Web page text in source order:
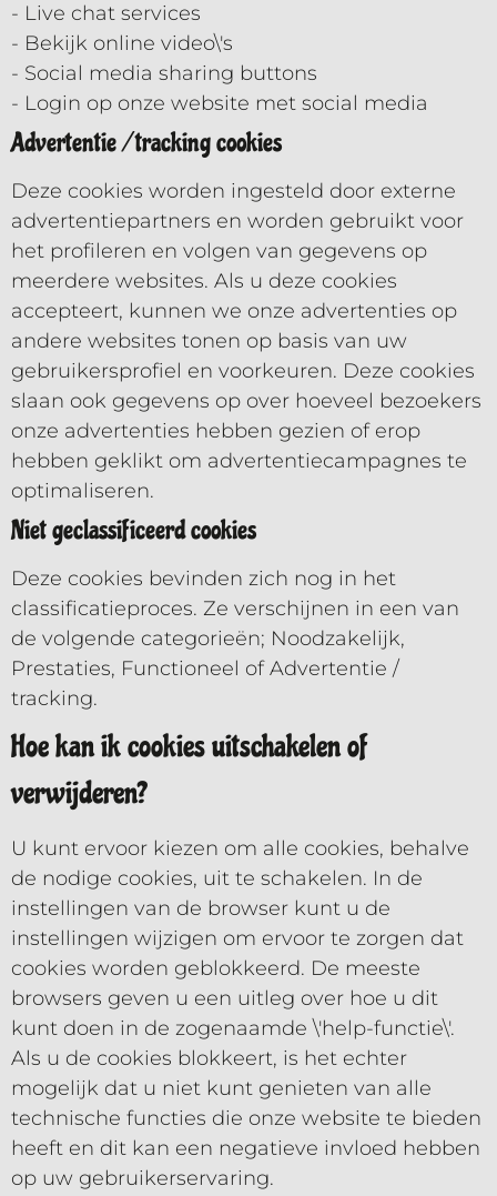
- Live chat services
- Bekijk online video\'s
- Social media sharing buttons
- Login op onze website met social media
Advertentie / tracking cookies
Deze cookies worden ingesteld door externe
advertentiepartners en worden gebruikt voor
het profileren en volgen van gegevens op
meerdere websites. Als u deze cookies
accepteert, kunnen we onze advertenties op
andere websites tonen op basis van uw
gebruikersprofiel en voorkeuren. Deze cookies
slaan ook gegevens op over hoeveel bezoekers
onze advertenties hebben gezien of erop
hebben geklikt om advertentiecampagnes te
optimaliseren.
Niet geclassificeerd cookies
Deze cookies bevinden zich nog in het
classificatieproces. Ze verschijnen in een van
de volgende categorieën; Noodzakelijk,
Prestaties, Functioneel of Advertentie /
tracking.
Hoe kan ik cookies uitschakelen of
verwijderen?
U kunt ervoor kiezen om alle cookies, behalve
de nodige cookies, uit te schakelen. In de
instellingen van de browser kunt u de
instellingen wijzigen om ervoor te zorgen dat
cookies worden geblokkeerd. De meeste
browsers geven u een uitleg over hoe u dit
kunt doen in de zogenaamde \'help-functie\'.
Als u de cookies blokkeert, is het echter
mogelijk dat u niet kunt genieten van alle
technische functies die onze website te bieden
heeft en dit kan een negatieve invloed hebben
op uw gebruikerservaring.